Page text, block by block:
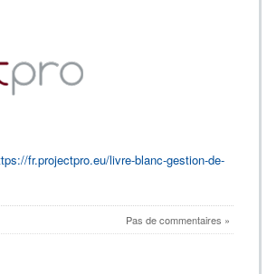
fr.projectpro.eu/livre-blanc-gestion-de-
Pas de commentaires »